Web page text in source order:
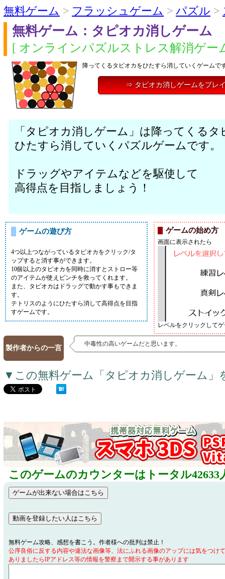
無料ゲーム > フラッシュゲーム > パズル >
無料ゲーム：タピオカ消しゲーム
[ オンラインパズルストレス解消ゲー
降ってくるタピオカをひたすら消していくゲームで
⇒ タピオカ消しゲームをプレ
「タピオカ消しゲーム」は降ってくるタ
ひたすら消していくパズルゲームです。
ドラッグやアイテムなどを駆使して
高得点を目指しましょう！
ゲームの遊び方
4つ以上つながっているタピオカをクリック/タ
ップすると消す事ができます。
10個以上のタピオカを同時に消すとストロー等
のアイテムが使えピンチを救ってくれます。
また、タピオカはドラッグで動かす事もできま
す。
テトリスのようにひたすら消して高得点を目指
すゲームです。
ゲームの始め方
画面に表示されたら
レベルをクリックして
製作者からの一言
中毒性の高いゲームだと思います。
▼この無料ゲーム「タピオカ消しゲーム」
このゲームのカウンターはトータル42633
無料ゲーム攻略、感想を書こう。作者様への批判は禁止！
公序良俗に反する内容や違法な画像等、法にふれる画像のアップには気をつけ
ありましたらIPアドレス等の情報を警察まで開示する事があります